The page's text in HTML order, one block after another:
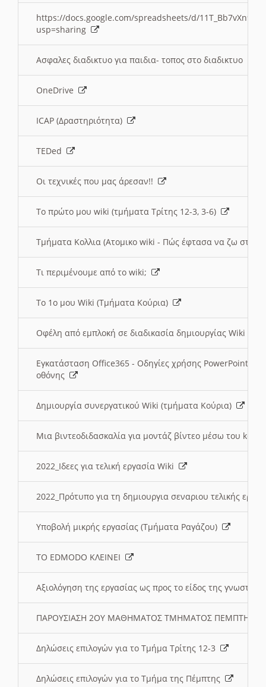
https://docs.google.com/spreadsheets/d/
usp=sharing
Ασφαλες διαδικτυο για παιδια- τοπος στο διαδικτυο
OneDrive
ICAP (Δραστηριότητα)
TEDed
Οι τεχνικές που μας άρεσαν!!
Το πρώτο μου wiki (τμήματα Τρίτης 12-3, 3-6)
Τμήματα Κολλια (Ατομικο wiki - Πώς έφτασα να ζω στην
Τι περιμένουμε από το wiki;
Το 1ο μου Wiki (Τμήματα Κούρια)
Οφέλη από εμπλοκή σε διαδικασία δημιουργίας Wiki
Εγκατάσταση Office365 - Οδηγίες χρήσης PowerPoint
οθόνης
Δημιουργία συνεργατικού Wiki (τμήματα Κούρια)
Μια βιντεοδιδασκαλία για μοντάζ βίντεο μέσω του
2022_Ιδεες για τελική εργασία Wiki
2022_Πρότυπο για τη δημιουργια σεναριου τελικής
Υποβολή μικρής εργασίας (Τμήματα Ραγάζου)
ΤΟ EDMODO ΚΛΕΙΝΕΙ
Αξιολόγηση της εργασίας ως προς το είδος της
ΠΑΡΟΥΣΙΑΣΗ 2ΟΥ ΜΑΘΗΜΑΤΟΣ ΤΜΗΜΑΤΟΣ
Δηλώσεις επιλογών για το Τμήμα Τρίτης 12-3
Δηλώσεις επιλογών για το Τμήμα της Πέμπτης